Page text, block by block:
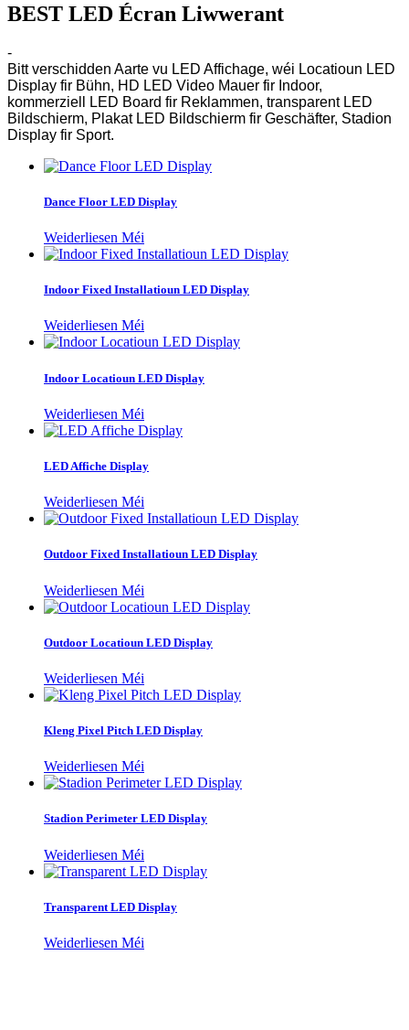
BEST LED Écran Liwwerant
-
Bitt verschidden Aarte vu LED Affichage, wéi Locatioun LED
Display fir Bühn, HD LED Video Mauer fir Indoor,
kommerziell LED Board fir Reklammen, transparent LED
Bildschierm, Plakat LED Bildschierm fir Geschäfter, Stadion
Display fir Sport.
Dance Floor LED Display
Weiderliesen Méi
Indoor Fixed Installatioun LED Display
Weiderliesen Méi
Indoor Locatioun LED Display
Weiderliesen Méi
LED Affiche Display
Weiderliesen Méi
Outdoor Fixed Installatioun LED Display
Weiderliesen Méi
Outdoor Locatioun LED Display
Weiderliesen Méi
Kleng Pixel Pitch LED Display
Weiderliesen Méi
Stadion Perimeter LED Display
Weiderliesen Méi
Transparent LED Display
Weiderliesen Méi